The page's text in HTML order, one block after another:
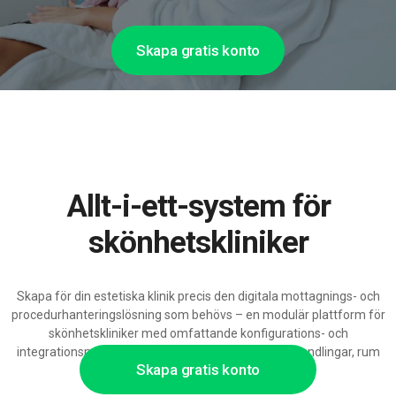
Skapa gratis konto
Skapa gratis konto
Allt-i-ett-system för
skönhetskliniker
Skapa för din estetiska klinik precis den digitala mottagnings- och
procedurhanteringslösning som behövs – en modulär plattform för
skönhetskliniker med omfattande konfigurations- och
integrationsmöjligheter, redo att växa med nya behandlingar, rum
och AI-stöd.